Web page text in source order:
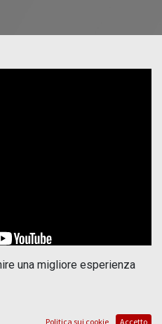
between API and odoo
una migliore esperienza
Politica sui cookie Accetto